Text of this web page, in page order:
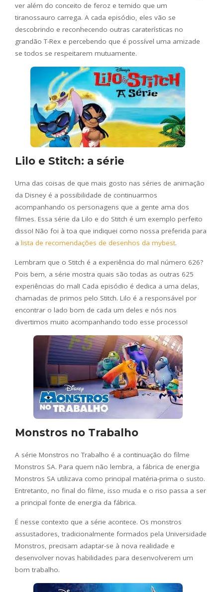
ver além do conceito de feroz e temido que um
tiranossauro carrega. A cada episódio, eles vão se
descobrindo e reconhecendo outras caraterísticas no
grandão T-Rex e percebendo que é possível uma amizade
se todos se respeitarem mutuamente.
Lilo e Stitch: a série
Uma das coisas de que mais gosto nas séries de animação
da Disney é a possibilidade de continuarmos
acompanhando os personagens que a gente ama dos
filmes. Essa série da Lilo e do Stitch é um exemplo perfeito
disso! Não foi à toa que indiquei como nossa preferida para
a lista de recomendações de desenhos da mybest.
Lembram que o Stitch é a experiência do mal número 626?
Pois bem, a série mostra quais são todas as outras 625
experiências do mal! Cada episódio é dedica a uma delas,
chamadas de primos pelo Stitch. Lilo é a responsável por
encontrar o lado bom de cada um deles e nós nos
divertimos muito acompanhando todo esse processo!
Monstros no Trabalho
A série Monstros no Trabalho é a continuação do filme
Monstros SA. Para quem não lembra, a fábrica de energia
Monstros SA utilizava como principal matéria-prima o susto.
Entretanto, no final do filme, isso muda e o riso passa a ser
a principal fonte de energia da fábrica.
É nesse contexto que a série acontece. Os monstros
assustadores, tradicionalmente formados pela Universidade
Monstros, precisam adaptar-se à nova realidade e
desenvolver novas habilidades para desenvolverem um
bom trabalho.